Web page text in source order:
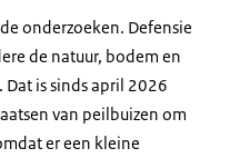
reageren met een
onderzoeken. Defensie
de natuur, bodem en
is sinds april 2026
van peilbuizen om
er een kleine